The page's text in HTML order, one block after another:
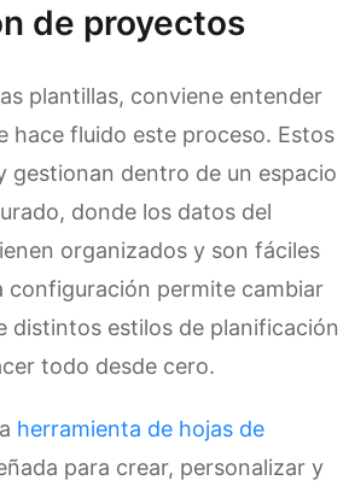
de proyectos
plantillas, conviene entender
hace fluido este proceso. Estos
gestionan dentro de un espacio
donde los datos del
organizados y son fáciles
configuración permite cambiar
distintos estilos de planificación
todo desde cero.
herramienta de hojas de
para crear, personalizar y